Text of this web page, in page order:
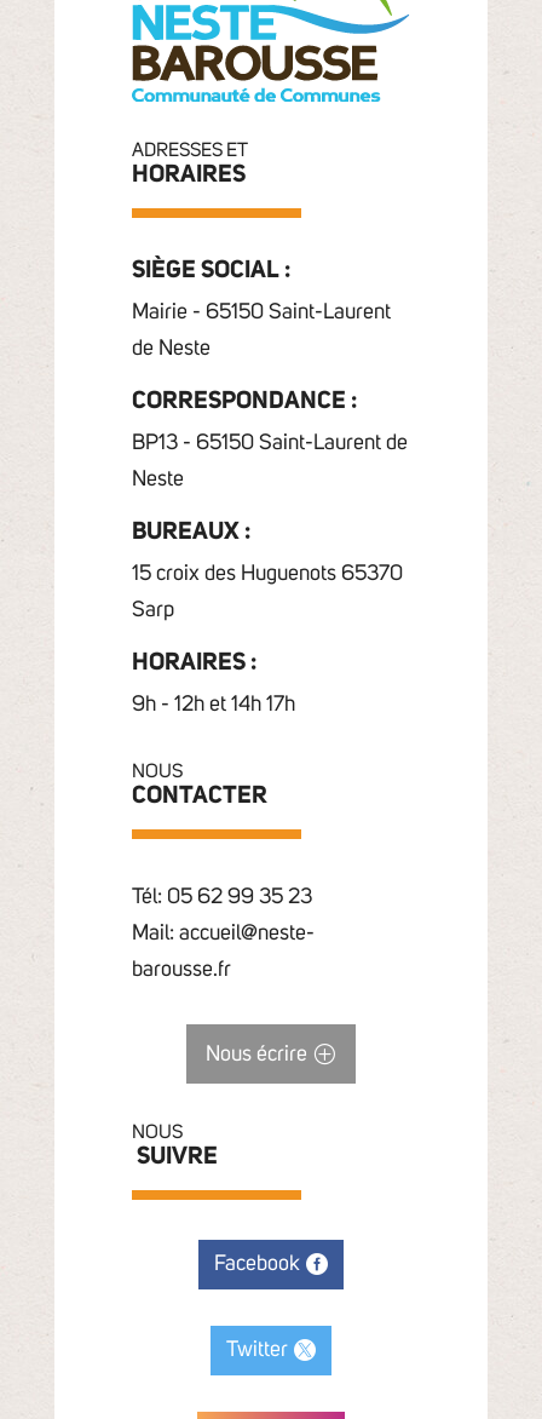
ADRESSES ET
HORAIRES
SIÈGE SOCIAL :
Mairie - 65150 Saint-Laurent
de Neste
CORRESPONDANCE :
BP13 - 65150 Saint-Laurent de
Neste
BUREAUX :
15 croix des Huguenots 65370
Sarp
HORAIRES :
9h - 12h et 14h 17h
NOUS
CONTACTER
Tél: 05 62 99 35 23
Mail: accueil@neste-
barousse.fr
Nous écrire
NOUS
SUIVRE
Facebook
Twitter